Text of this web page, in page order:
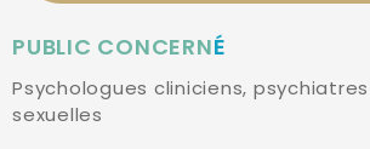
PUBLIC CONCERN É
Psychologues cliniciens,
sexuelles